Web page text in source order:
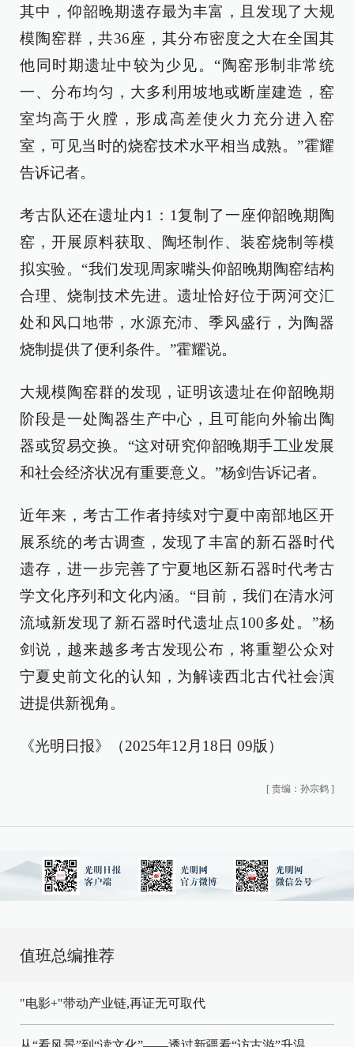
其中，仰韶晚期遗存最为丰富，且发现了大规
模陶窑群，共36座，其分布密度之大在全国其
他同时期遗址中较为少见。“陶窑形制非常统
一、分布均匀，大多利用坡地或断崖建造，窑
室均高于火膛，形成高差使火力充分进入窑
室，可见当时的烧窑技术水平相当成熟。”霍耀
告诉记者。
考古队还在遗址内1：1复制了一座仰韶晚期陶
窑，开展原料获取、陶坯制作、装窑烧制等模
拟实验。“我们发现周家嘴头仰韶晚期陶窑结构
合理、烧制技术先进。遗址恰好位于两河交汇
处和风口地带，水源充沛、季风盛行，为陶器
烧制提供了便利条件。”霍耀说。
大规模陶窑群的发现，证明该遗址在仰韶晚期
阶段是一处陶器生产中心，且可能向外输出陶
器或贸易交换。“这对研究仰韶晚期手工业发展
和社会经济状况有重要意义。”杨剑告诉记者。
近年来，考古工作者持续对宁夏中南部地区开
展系统的考古调查，发现了丰富的新石器时代
遗存，进一步完善了宁夏地区新石器时代考古
学文化序列和文化内涵。“目前，我们在清水河
流域新发现了新石器时代遗址点100多处。”杨
剑说，越来越多考古发现公布，将重塑公众对
宁夏史前文化的认知，为解读西北古代社会演
进提供新视角。
《光明日报》（2025年12月18日 09版）
[ 责编：孙宗鹤 ]
值班总编推荐
"电影+"带动产业链,再证无可取代